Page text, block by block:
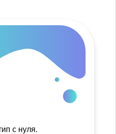
с нуля.